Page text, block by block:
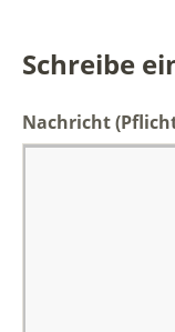
Schreibe
Nachricht